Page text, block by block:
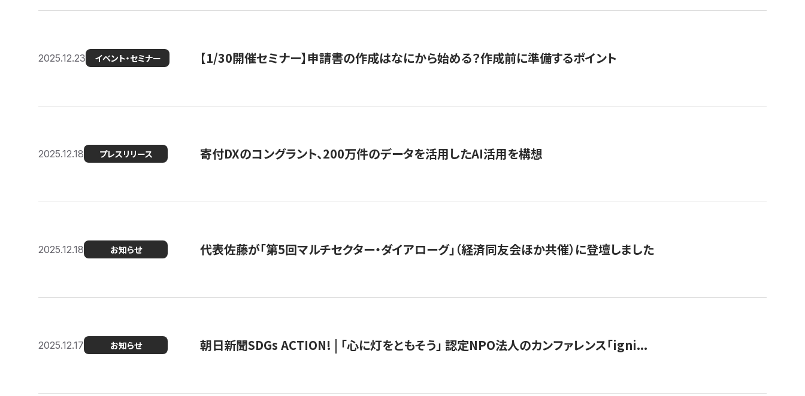
2025.12.23 イベント・セミナー 【1/30開催セミナー】申請書の作成はなにから始める？作成前に準備するポイント
2025.12.18 プレスリリース 寄付DXのコングラント、200万件のデータを活用したAI活用を構想
2025.12.18 お知らせ 代表佐藤が「第5回マルチセクター・ダイアローグ」（経済同友会ほか共催）に登壇しました
2025.12.17 お知らせ 朝日新聞SDGs ACTION! | 「心に灯をともそう」 認定NPO法人のカンファレンス「igni...